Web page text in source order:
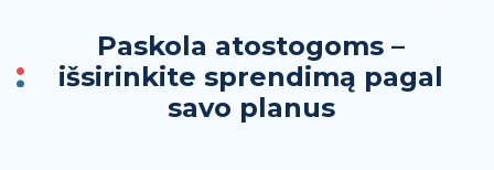
Paskolos įmokos draudimas
APIE MUS
Paskola atostogoms –
išsirinkite sprendimą pagal
savo planus